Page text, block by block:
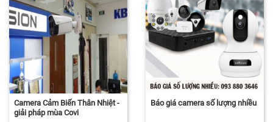
Camera Cảm Biến Thân Nhiệt -
giải pháp mùa Covi
Báo giá camera số lượng nhiều